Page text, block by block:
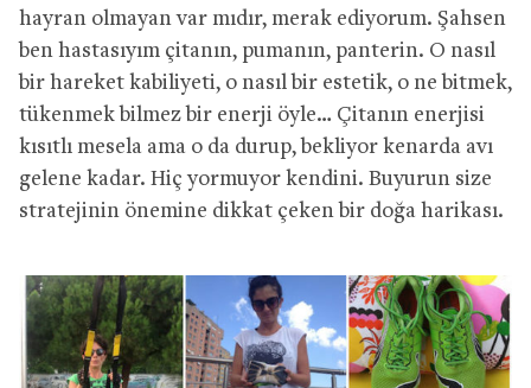
hayran olmayan var mıdır, merak ediyorum. Şahsen
ben hastasıyım çitanın, pumanın, panterin. O nasıl
bir hareket kabiliyeti, o nasıl bir estetik, o ne bitmek,
tükenmek bilmez bir enerji öyle… Çitanın enerjisi
kısıtlı mesela ama o da durup, bekliyor kenarda avı
gelene kadar. Hiç yormuyor kendini. Buyurun size
stratejinin önemine dikkat çeken bir doğa harikası.